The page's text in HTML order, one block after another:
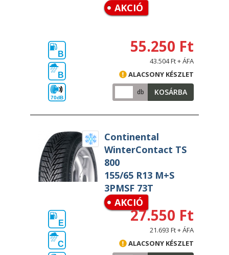
AKCIÓ
B
B
70dB
55.250 Ft
43.504 Ft + ÁFA
ALACSONY KÉSZLET
db KOSÁRBA
Continental
WinterContact TS
800
155/65 R13 M+S
3PMSF 73T
AKCIÓ
E
C
27.550 Ft
21.693 Ft + ÁFA
ALACSONY KÉSZLET